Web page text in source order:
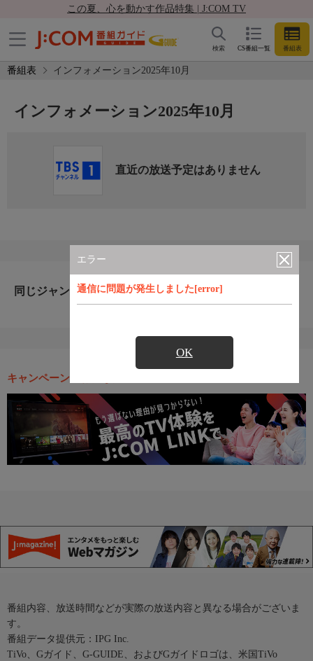
この夏、心を動かす作品特集 | J:COM TV
CS番組一覧 番組表
検索
番組表 インフォメーション2025年10月
エラー
通信に問題が発生しました[error]
OK
インフォメーション2025年10月
直近の放送予定はありません
同じジャンルのおすすめ番組
キャンペーン・お得な情報
番組内容、放送時間などが実際の放送内容と異なる場合がございま
す。
番組データ提供元：IPG Inc.
TiVo、Gガイド、G-GUIDE、およびGガイドロゴは、米国TiVo